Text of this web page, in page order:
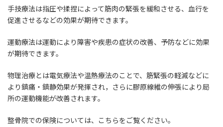
手技療法は指圧や揉捏によって筋肉の緊張を緩和させる、血行を
促進させるなどの効果が期待できます。
運動療法は運動により障害や疾患の症状の改善、予防などに効果
が期待できます。
物理治療とは電気療法や温熱療法のことで、筋緊張の軽減などに
より鎮痛・鎮静効果が発揮され，さらに膠原線維の伸張により局
所の運動機能が改善されます。
整骨院での保険については、こちらをご覧ください。